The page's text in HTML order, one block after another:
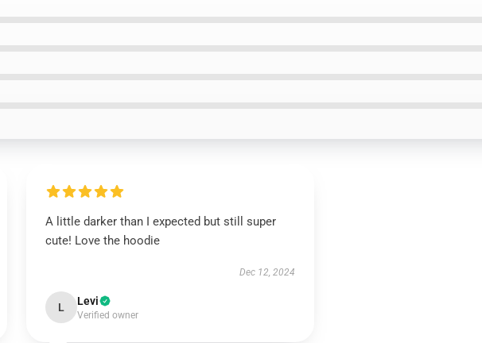
A little darker than I expected but still super
cute! Love the hoodie
Dec 12, 2024
L Levi
Verified owner